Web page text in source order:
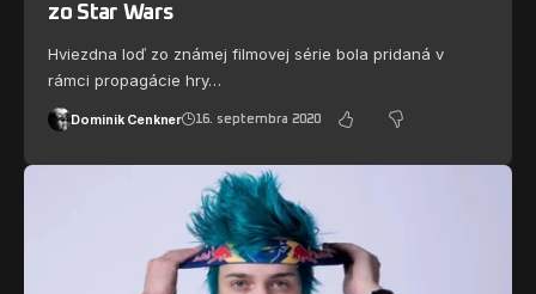
zo Star Wars
Hviezdna loď zo známej filmovej série bola pridaná v
rámci propagácie hry…
Dominik Cenkner 16. septembra 2020